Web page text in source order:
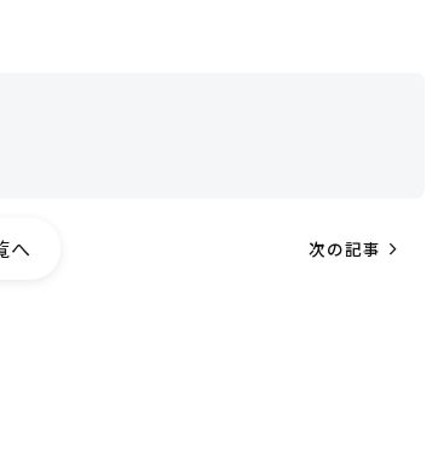
へ 次の記事 navigate_next